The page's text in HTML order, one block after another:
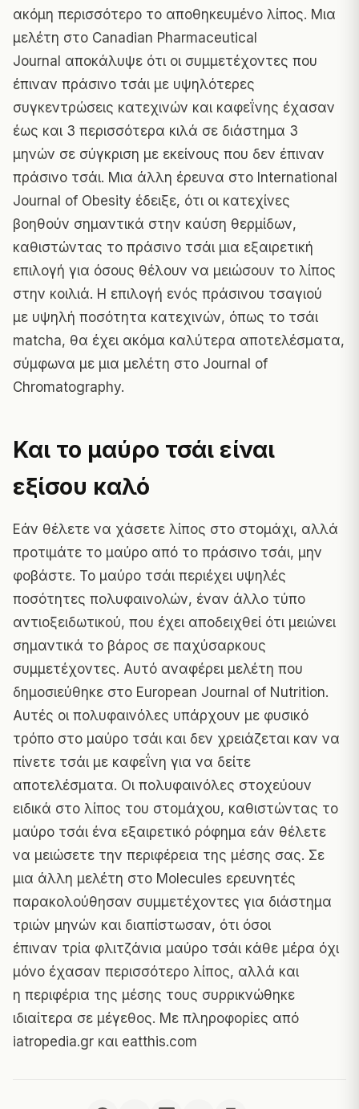
ακόμη περισσότερο το αποθηκευμένο λίπος. Μια
μελέτη στο Canadian Pharmaceutical
Journal αποκάλυψε ότι οι συμμετέχοντες που
έπιναν πράσινο τσάι με υψηλότερες
συγκεντρώσεις κατεχινών και καφεΐνης έχασαν
έως και 3 περισσότερα κιλά σε διάστημα 3
μηνών σε σύγκριση με εκείνους που δεν έπιναν
πράσινο τσάι. Μια άλλη έρευνα στο International
Journal of Obesity έδειξε, ότι οι κατεχίνες
βοηθούν σημαντικά στην καύση θερμίδων,
καθιστώντας το πράσινο τσάι μια εξαιρετική
επιλογή για όσους θέλουν να μειώσουν το λίπος
στην κοιλιά. Η επιλογή ενός πράσινου τσαγιού
με υψηλή ποσότητα κατεχινών, όπως το τσάι
matcha, θα έχει ακόμα καλύτερα αποτελέσματα,
σύμφωνα με μια μελέτη στο Journal of
Chromatography.
Και το μαύρο τσάι είναι
εξίσου καλό
Εάν θέλετε να χάσετε λίπος στο στομάχι, αλλά
προτιμάτε το μαύρο από το πράσινο τσάι, μην
φοβάστε. Το μαύρο τσάι περιέχει υψηλές
ποσότητες πολυφαινολών, έναν άλλο τύπο
αντιοξειδωτικού, που έχει αποδειχθεί ότι μειώνει
σημαντικά το βάρος σε παχύσαρκους
συμμετέχοντες. Αυτό αναφέρει μελέτη που
δημοσιεύθηκε στο European Journal of Nutrition.
Αυτές οι πολυφαινόλες υπάρχουν με φυσικό
τρόπο στο μαύρο τσάι και δεν χρειάζεται καν να
πίνετε τσάι με καφεΐνη για να δείτε
αποτελέσματα. Οι πολυφαινόλες στοχεύουν
ειδικά στο λίπος του στομάχου, καθιστώντας το
μαύρο τσάι ένα εξαιρετικό ρόφημα εάν θέλετε
να μειώσετε την περιφέρεια της μέσης σας. Σε
μια άλλη μελέτη στο Molecules ερευνητές
παρακολούθησαν συμμετέχοντες για διάστημα
τριών μηνών και διαπίστωσαν, ότι όσοι
έπιναν τρία φλιτζάνια μαύρο τσάι κάθε μέρα όχι
μόνο έχασαν περισσότερο λίπος, αλλά και
η περιφέρια της μέσης τους συρρικνώθηκε
ιδιαίτερα σε μέγεθος. Με πληροφορίες από
iatropedia.gr και eatthis.com